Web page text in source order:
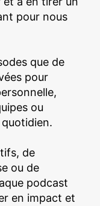
pour nous
que de
pour
ou
de
ou de
podcast
en impact et